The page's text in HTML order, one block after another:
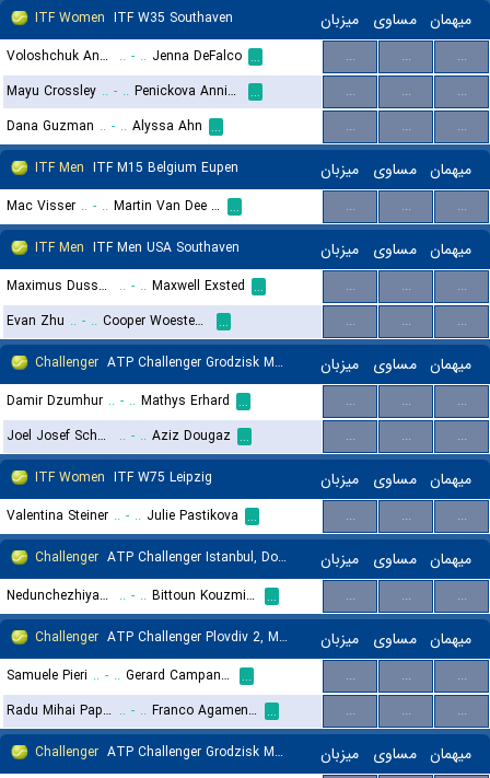
ITF Women ITF W35 Southaven میزبان مساوی میهمان
Voloshchuk Angelina .. - .. Jenna DeFalco ... ... ...
...
Mayu Crossley .. - .. Penickova Annika ... ... ...
...
Dana Guzman .. - .. Alyssa Ahn ... ... ...
...
ITF Men ITF M15 Belgium Eupen میزبان مساوی میهمان
Mac Visser .. - .. Martin Van Dee Meerschen ... ... ...
...
ITF Men ITF Men USA Southaven میزبان مساوی میهمان
Maximus Dussault .. - .. Maxwell Exsted ... ... ...
...
Evan Zhu .. - .. Cooper Woestendick ... ... ...
...
Challenger ATP Challenger Grodzisk Mazowiecki, Main Draw میزبان مساوی میهمان
Damir Dzumhur .. - .. Mathys Erhard ... ... ...
...
Joel Josef Schwarzler
.. - .. Aziz Dougaz ... ... ...
...
ITF Women ITF W75 Leipzig میزبان مساوی میهمان
Valentina Steiner .. - .. Julie Pastikova ... ... ...
...
Challenger ATP Challenger Istanbul, Doubles میزبان مساوی میهمان
Nedunchezhiyan J./Wang A. .. - .. Bittoun Kouzmine C./Ouakaa A. ... ... ...
...
Challenger ATP Challenger Plovdiv 2, Main Draw میزبان مساوی میهمان
Samuele Pieri .. - .. Gerard Campana Lee ... ... ...
...
Radu Mihai Papoe .. - .. Franco Agamenone ... ... ...
...
Challenger ATP Challenger Grodzisk Mazowiecki, Doubles میزبان مساوی میهمان